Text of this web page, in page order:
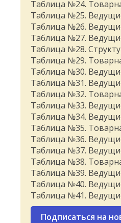
Таблица №24.
Таблица №25.
Таблица №26.
Таблица №27.
Таблица №28.
Таблица №29.
Таблица №30.
Таблица №31.
Таблица №32.
Таблица №33.
Таблица №34.
Таблица №35.
Таблица №36.
Таблица №37.
Таблица №38.
Таблица №39.
Таблица №40.
Таблица №41.
Подписаться на